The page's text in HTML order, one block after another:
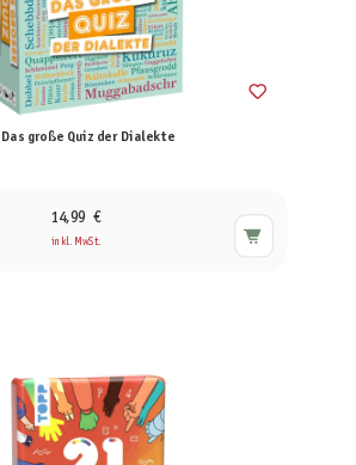
Das große Quiz der Dialekte
14,99 €
inkl. MwSt.